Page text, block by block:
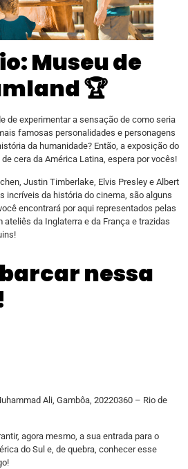
Museu de
🏆
de experimentar a sensação de como seria
famosas personalidades e personagens
da humanidade? Então, a exposição do
cera da América Latina, espera por vocês!
Justin Timberlake, Elvis Presley e Albert
incríveis da história do cinema, são alguns
encontrará por aqui representados pelas
da Inglaterra e da França e trazidas
nessa
Ali, Gambôa, 20220360 – Rio de
agora mesmo, a sua entrada para o
do Sul e, de quebra, conhecer esse